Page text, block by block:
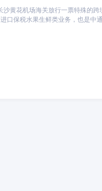
黄花机场海关放行一票特殊的
口保税水果生鲜类业务，也是中